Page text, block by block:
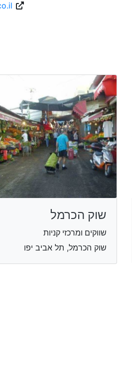
שוק הכרמל
שווקים ומרכזי קניות
שוק הכרמל, תל אביב יפו